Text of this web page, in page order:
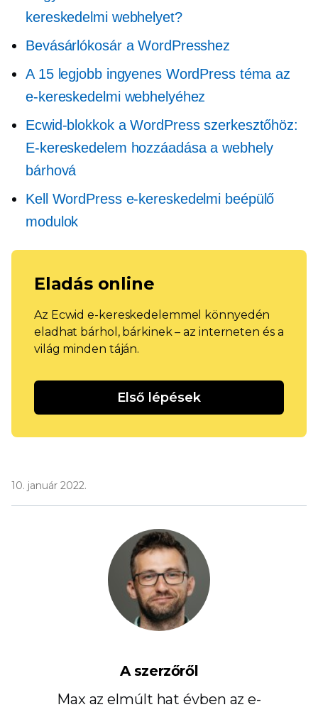
kereskedelmi webhelyet?
Bevásárlókosár a WordPresshez
A 15 legjobb ingyenes WordPress téma az
e-kereskedelmi webhelyéhez
Ecwid-blokkok a WordPress szerkesztőhöz:
E-kereskedelem hozzáadása a webhely
bárhová
KellWordPress e-kereskedelmi beépülő
modulok
Eladás online
Az Ecwid e-kereskedelemmel könnyedén
eladhat bárhol, bárkinek – az interneten és a
világ minden táján.
Első lépések
10. január 2022.
A szerzőről
Max az elmúlt hat évben az e-